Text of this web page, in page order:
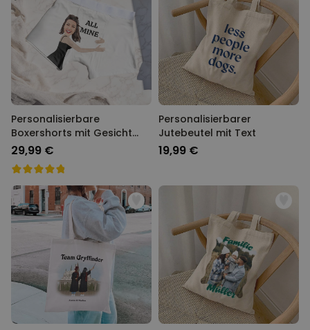
Personalisierbare
Boxershorts mit Gesicht
und Text
29,99 €
Personalisierbarer
Jutebeutel mit Text
19,99 €